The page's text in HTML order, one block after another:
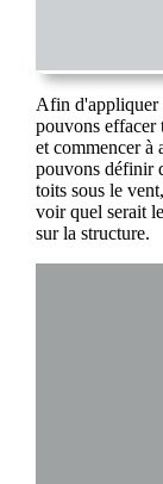
Afin d'appliquer
pouvons effacer
et commencer à
pouvons définir
toits sous le
voir quel serait
sur la structure.